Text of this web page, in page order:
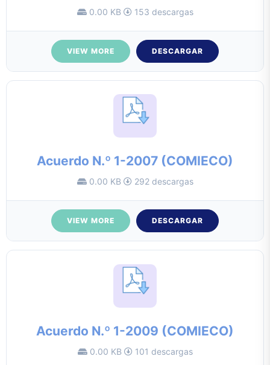
0.00 KB 153 descargas
VIEW MORE DESCARGAR
Acuerdo N.º 1-2007 (COMIECO)
0.00 KB 292 descargas
VIEW MORE DESCARGAR
Acuerdo N.º 1-2009 (COMIECO)
0.00 KB 101 descargas